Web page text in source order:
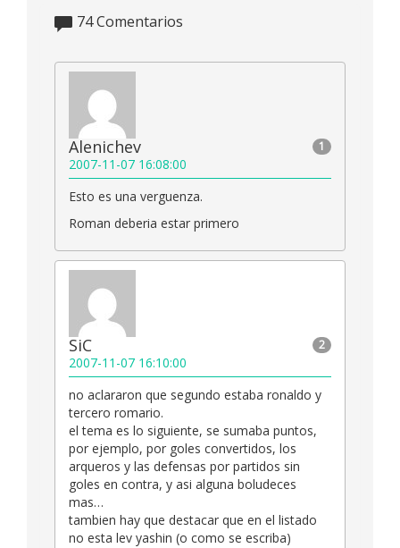
74Comentarios
1
Alenichev
2007-11-07 16:08:00
Esto es una verguenza.
Roman deberia estar primero
2
SiC
2007-11-07 16:10:00
no aclararon que segundo estaba ronaldo y
tercero romario.
el tema es lo siguiente, se sumaba puntos,
por ejemplo, por goles convertidos, los
arqueros y las defensas por partidos sin
goles en contra, y asi alguna boludeces
mas…
tambien hay que destacar que en el listado
no esta lev yashin (o como se escriba)